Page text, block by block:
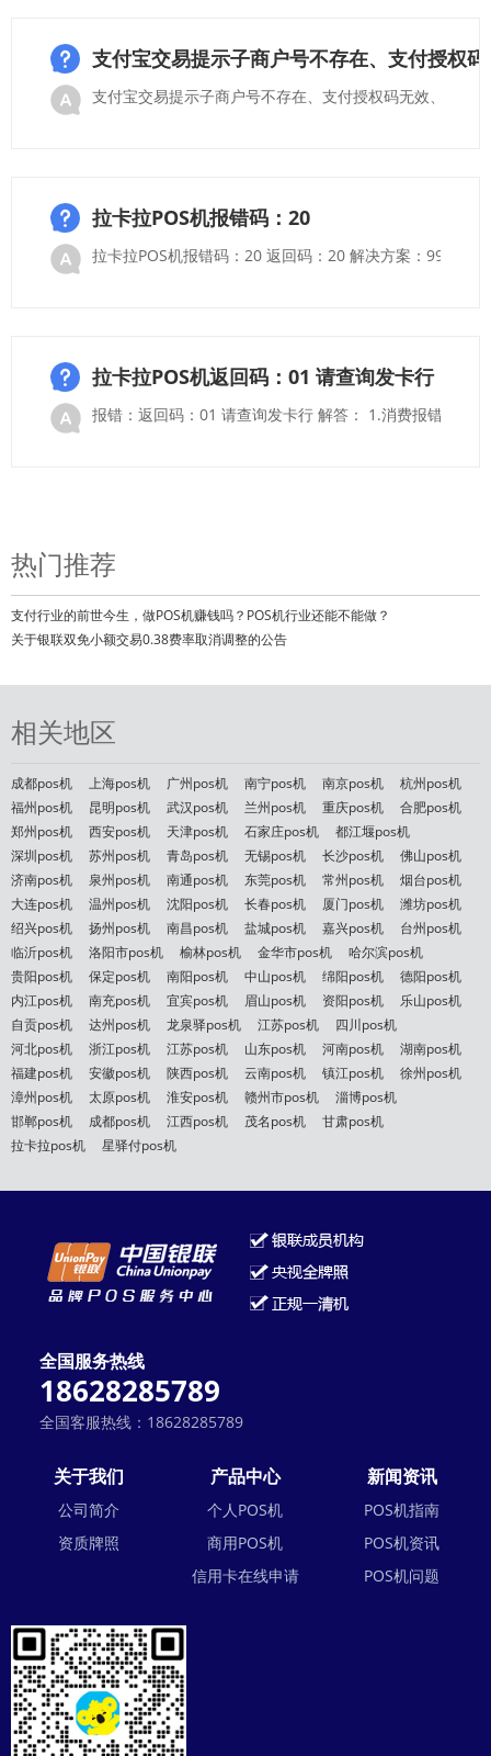
支付宝交易提示子商户号不存在、支付授权
支付宝交易提示子商户号不存在、支付授权码无效、未知
拉卡拉POS机报错码：20
拉卡拉POS机报错码：20 返回码：20 解决方案：99签
拉卡拉POS机返回码：01 请查询发卡行
报错：返回码：01 请查询发卡行 解答： 1.消费报错:
热门推荐
支付行业的前世今生，做POS机赚钱吗？POS机行业还能不能做？
关于银联双免小额交易0.38费率取消调整的公告
相关地区
成都pos机 上海pos机 广州pos机 南宁pos机 南京pos机
杭州pos机
福州pos机
昆明pos机 武汉pos机 兰州pos机 重庆pos机
合肥pos机
郑州pos机
西安pos机 天津pos机 石家庄pos机
都江堰pos机
深圳pos机
苏州pos机 青岛pos机 无锡pos机 长沙pos机
佛山pos机
济南pos机
泉州pos机 南通pos机 东莞pos机 常州pos机
烟台pos机
大连pos机
温州pos机 沈阳pos机 长春pos机 厦门pos机
潍坊pos机
绍兴pos机
扬州pos机 南昌pos机 盐城pos机 嘉兴pos机
台州pos机
临沂pos机
洛阳市pos机 榆林pos机 金华市pos机
哈尔滨pos机
贵阳pos机
保定pos机 南阳pos机 中山pos机 绵阳pos机
德阳pos机
内江pos机
南充pos机 宜宾pos机 眉山pos机 资阳pos机
乐山pos机
自贡pos机
达州pos机 龙泉驿pos机 江苏pos机
四川pos机
河北pos机
浙江pos机 江苏pos机 山东pos机 河南pos机
湖南pos机
福建pos机
安徽pos机 陕西pos机 云南pos机 镇江pos机
徐州pos机
漳州pos机
太原pos机 淮安pos机 赣州市pos机
淄博pos机
邯郸pos机
成都pos机 江西pos机 茂名pos机
甘肃pos机
拉卡拉pos机
星驿付pos机
全国服务热线
18628285789
全国客服热线：18628285789
关于我们
公司简介
资质牌照
产品中心
个人POS机
商用POS机
信用卡在线申请
新闻资讯
POS机指南
POS机资讯
POS机问题